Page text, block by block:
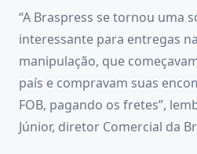
“A Braspress se tornou uma
interessante para entregas
manipulação, que
país e compravam suas
FOB, pagando os fretes”,
Júnior, diretor Comercial da